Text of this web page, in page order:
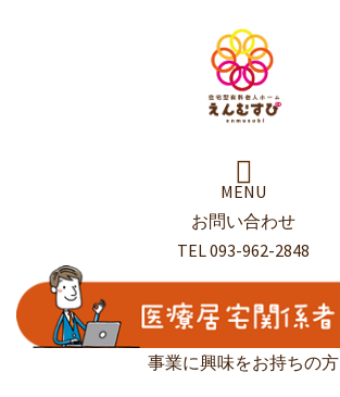
MENU
お問い合わせ
TEL 093-962-2848
事業に興味をお持ちの方